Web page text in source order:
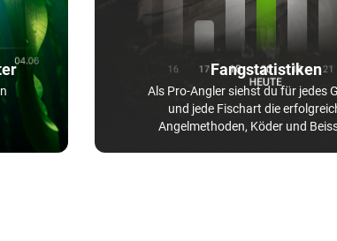
Fangstatistiken
Als Pro-Angler siehst du für jedes
und jede Fischart die
Angelmethoden, Köder und